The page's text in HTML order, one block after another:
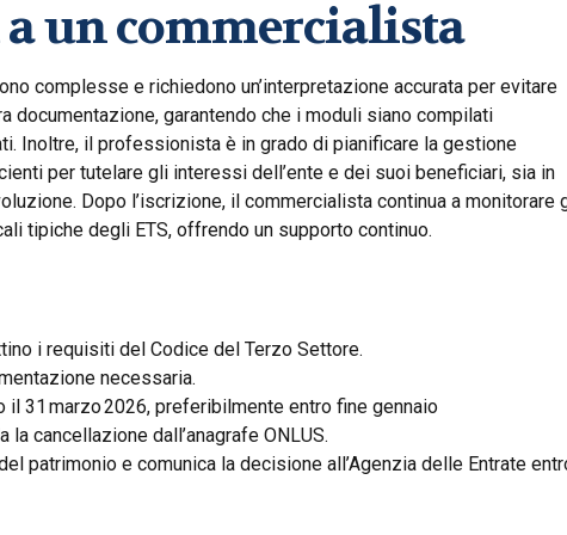
un commercialista
complesse e richiedono un’interpretazione accurata per evitare
documentazione, garantendo che i moduli siano compilati
Inoltre, il professionista è in grado di pianificare la gestione
per tutelare gli interessi dell’ente e dei suoi beneficiari, sia in
Dopo l’iscrizione, il commercialista continua a monitorare
tipiche degli ETS, offrendo un supporto continuo.
i requisiti del Codice del Terzo Settore.
necessaria.
il 31 marzo 2026, preferibilmente entro fine gennaio
cancellazione dall’anagrafe ONLUS.
patrimonio e comunica la decisione all’Agenzia delle Entrate